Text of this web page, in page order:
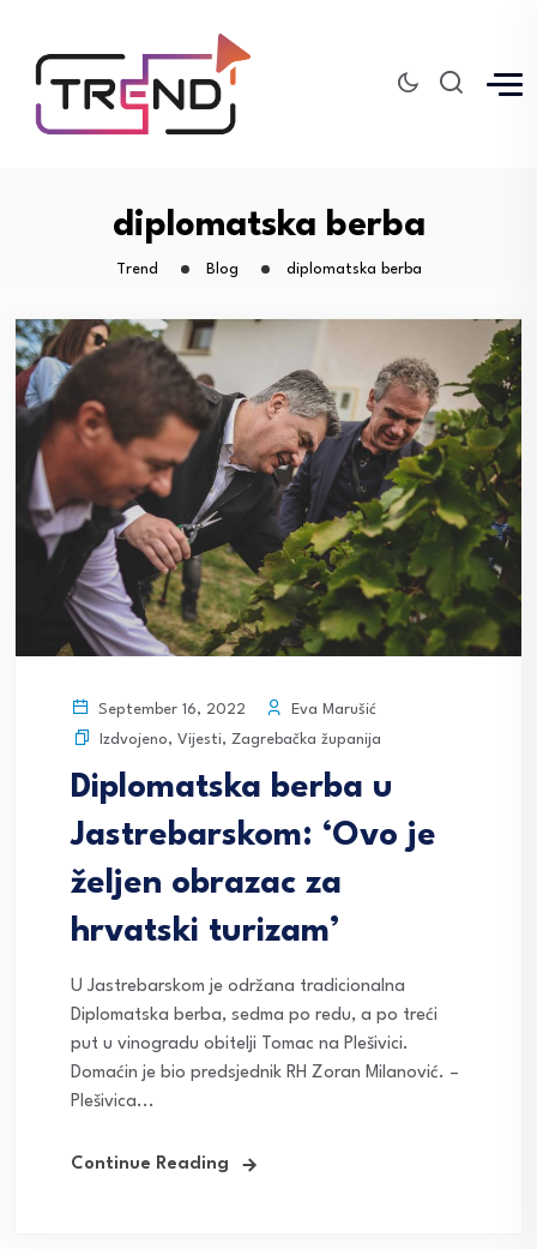
diplomatska berba
Trend Blog diplomatska berba
September 16, 2022
Eva Marušić
Izdvojeno, Vijesti, Zagrebačka županija
Diplomatska berba u
Jastrebarskom: ‘Ovo je
željen obrazac za
hrvatski turizam’
U Jastrebarskom je održana tradicionalna
Diplomatska berba, sedma po redu, a po treći
put u vinogradu obitelji Tomac na Plešivici.
Domaćin je bio predsjednik RH Zoran Milanović. –
Plešivica...
Continue Reading